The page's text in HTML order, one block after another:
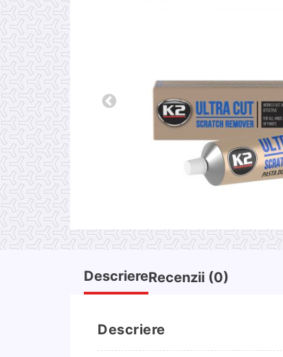
DescriereRecenzii (0)
Descriere